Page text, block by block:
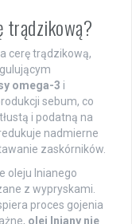
trądzikową?
cerę trądzikową,
omega-3 i
sebum, co
i podatną na
nadmierne
zaskórników.
oleju lnianego
z wypryskami.
proces gojenia
olej lniany nie